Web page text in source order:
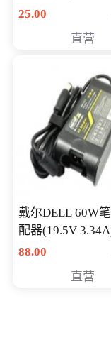
卡 CLASS 10
25.00
直营
戴尔DELL 60W
配器(19.5V
88.00
直营